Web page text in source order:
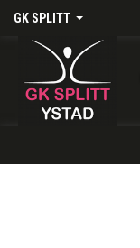
GK SPLITT